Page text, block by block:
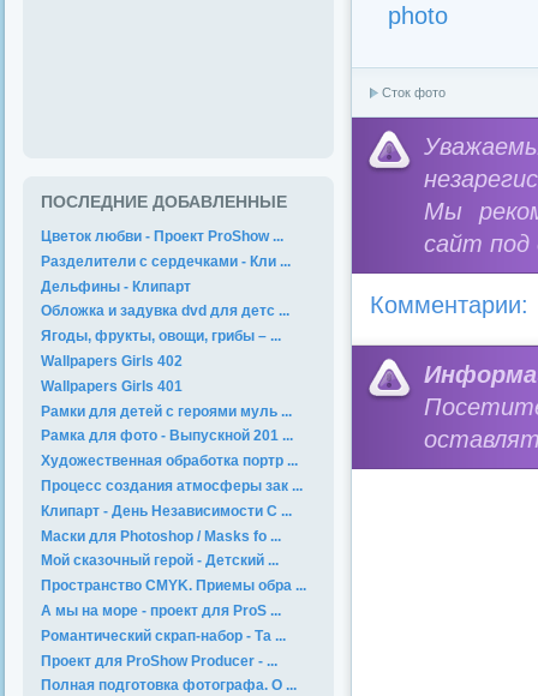
photo
Сток фото
Мы
сайт под
Комментарии:
ПОСЛЕДНИЕ ДОБАВЛЕННЫЕ
Цветок любви - Проект ProShow ...
Разделители с сердечками - Кли ...
Дельфины - Клипарт
Обложка и задувка dvd для детс ...
Ягоды, фрукты, овощи, грибы – ...
Wallpapers Girls 402
Wallpapers Girls 401
Рамки для детей с героями муль ...
Рамка для фото - Выпускной 201 ...
Художественная обработка портр ...
Процесс создания атмосферы зак ...
Клипарт - День Независимости С ...
Маски для Photoshop / Masks fo ...
Мой сказочный герой - Детский ...
Пространство CMYK. Приемы обра ...
А мы на море - проект для ProS ...
Романтический скрап-набор - Та ...
Проект для ProShow Producer - ...
Полная подготовка фотографа. О ...